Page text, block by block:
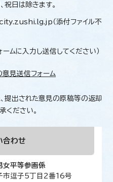
祝日は除きます。
（添付ファイル不
ムに入力し送信してください）
意見送信フォーム
提出された意見の原稿等の返却
ください。
合わせ
女平等参画係
逗子5丁目2番16号